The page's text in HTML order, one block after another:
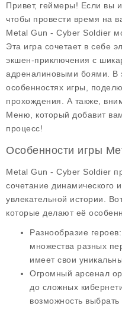
Привет, геймеры! Если вы
чтобы провести время на
Metal Gun - Cyber Soldier
Эта игра сочетает в себе
экшен-приключения с
адреналиновыми боями. В
особенностях игры,
прохождения. А также,
Меню , который добавит
процесс!
Особенности игры
Metal Gun - Cyber Soldier
сочетание динамического
увлекательной истории.
которые делают её
Разнообразие героев
множества разных
имеет свои
Огромный арсенал
до сложных
возможность